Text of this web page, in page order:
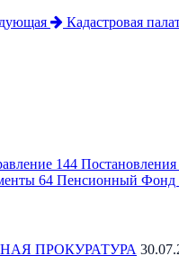
Кадастровая
144 Постановления
64 Пенсионный
ПРОКУРАТУРА